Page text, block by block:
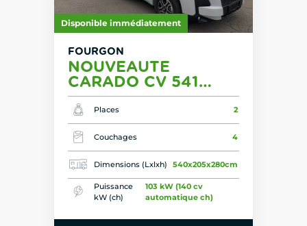
Disponible immédiatement
FOURGON
NOUVEAUTE
CARADO CV 541
AUTO 26
Places 2
Couchages 4
Dimensions (Lxlxh) 540x205x280cm
Puissance
kW (ch)
103 kW (140 cv
automatique ch)